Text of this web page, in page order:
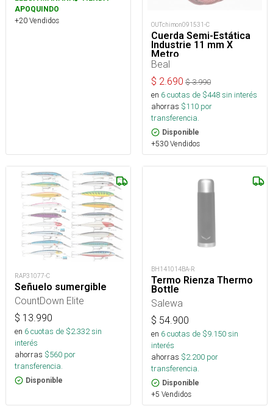
APOQUINDO
+20 Vendidos OUTchimon091531-C
Cuerda Semi-Estática
Industrie 11 mm X
Metro
Beal
$ 2.690 $3.990
en 6cuotas de $448sin interés
ahorras $110 por
transferencia.
Disponible
+530 Vendidos
RAP31077-C
Señuelo sumergible
CountDown Elite
$ 13.990
en 6cuotas de $2.332sin
interés
ahorras $560 por
transferencia.
Disponible
BH141014BA-R
Termo Rienza Thermo
Bottle
Salewa
$ 54.900
en 6cuotas de $9.150sin
interés
ahorras $2.200 por
transferencia.
Disponible
+5 Vendidos